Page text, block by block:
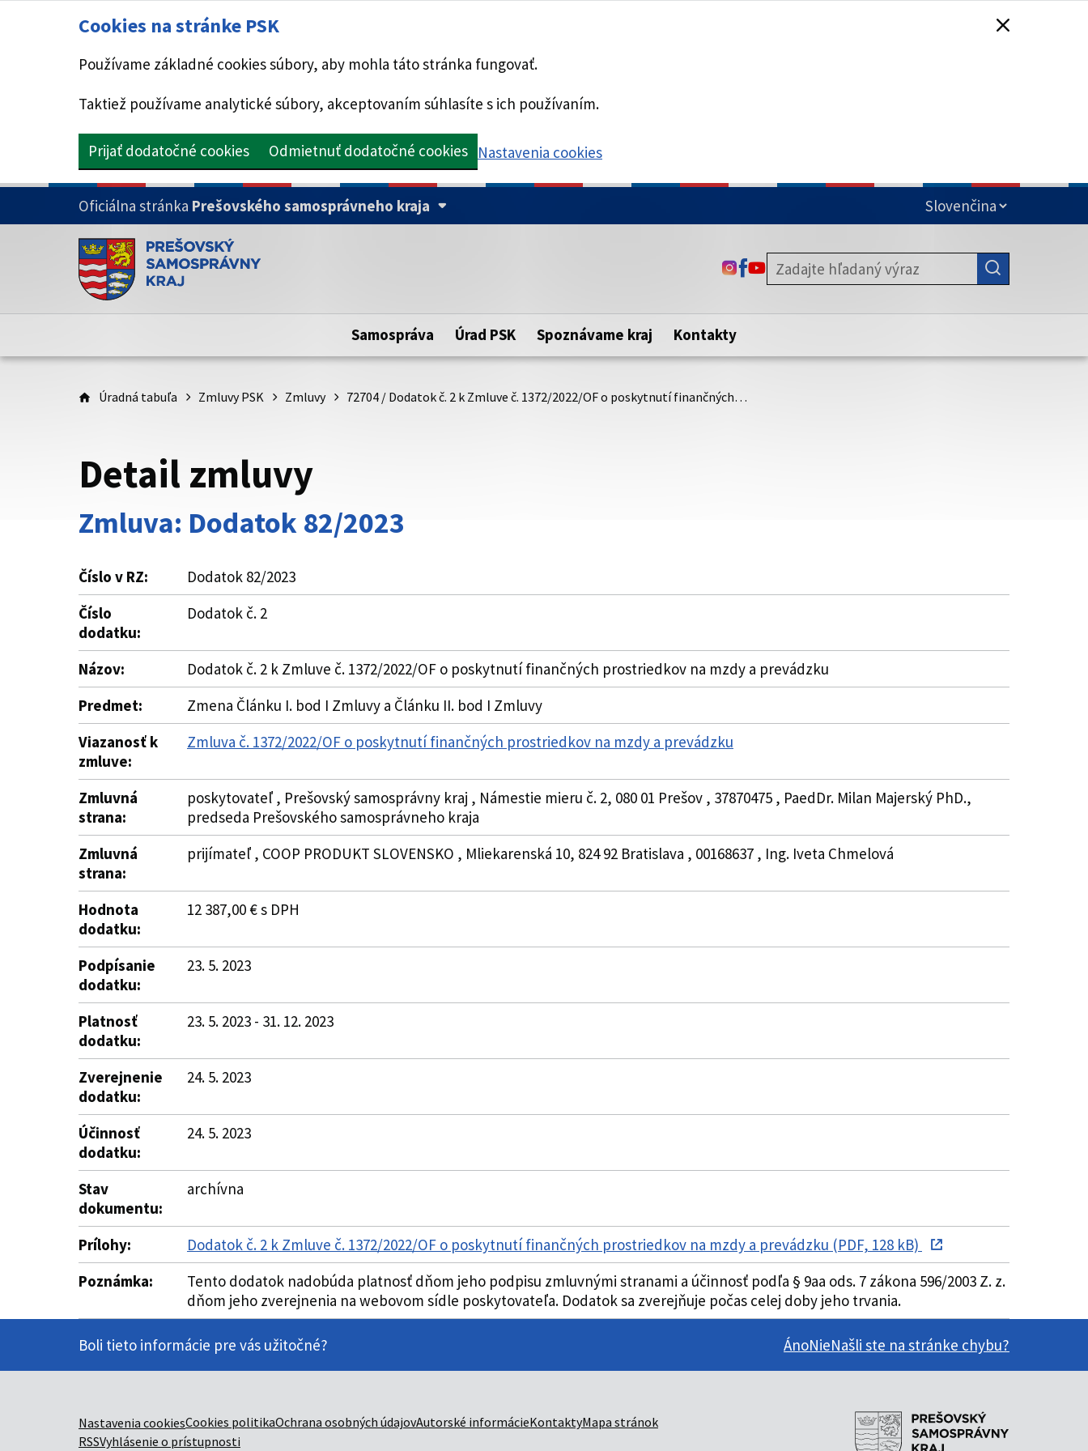
Cookies na stránke PSK
Používame základné cookies súbory, aby mohla táto stránka fungovať.
Taktiež používame analytické súbory, akceptovaním súhlasíte s ich používaním.
Prijať dodatočné cookies Odmietnuť dodatočné cookies Nastavenia cookies
PRESKOČIŤ NA HLAVNÝ OBSAH
Oficiálna stránka Prešovského samosprávneho kraja
Doména psk.sk je oficiálna
Toto je oficiálna webová stránka Prešovského samosprávneho kraja.
Táto stránka je zabezpečená
zabezpečenú webovú stránku. Zabezpečená stránka vždy začína
https:// pred názvom domény webového sídla.
ODKAZ SA OTVORÍ NA NOVEJ KARTE
ODKAZ SA OTVORÍ NA NOVEJ KARTE
ODKAZ SA OTVORÍ NA NOVEJ KARTE
Samospráva Úrad PSK Spoznávame kraj Kontakty
Úradná tabuľa Zmluvy PSK Zmluvy 72704 / Dodatok č. 2 k Zmluve č. 1372/2022/OF o poskytnutí finančných…
Detail zmluvy
Zmluva: Dodatok 82/2023
Číslo v RZ:
Dodatok 82/2023
Číslo
dodatku:
Dodatok č. 2
Názov:
Dodatok č. 2 k Zmluve č. 1372/2022/OF o poskytnutí finančných prostriedkov na mzdy a prevádzku
Predmet:
Zmena Článku I. bod I Zmluvy a Článku II. bod I Zmluvy
Viazanosť k
zmluve:
Zmluva č. 1372/2022/OF o poskytnutí finančných prostriedkov na mzdy a prevádzku
Zmluvná
strana:
poskytovateľ , Prešovský samosprávny kraj , Námestie mieru č. 2, 080 01 Prešov , 37870475 , PaedDr. Milan Majerský PhD.,
predseda Prešovského samosprávneho kraja
Zmluvná
strana:
prijímateľ , COOP PRODUKT SLOVENSKO , Mliekarenská 10, 824 92 Bratislava , 00168637 , Ing. Iveta Chmelová
Hodnota
dodatku:
12 387,00 € s DPH
Podpísanie
dodatku:
23. 5. 2023
Platnosť
dodatku:
23. 5. 2023 - 31. 12. 2023
Zverejnenie
dodatku:
24. 5. 2023
Účinnosť
dodatku:
24. 5. 2023
Stav
dokumentu:
archívna
Prílohy:
Dodatok č. 2 k Zmluve č. 1372/2022/OF o poskytnutí finančných prostriedkov na mzdy a prevádzku (PDF, 128 kB)
Poznámka:
Tento dodatok nadobúda platnosť dňom jeho podpisu zmluvnými stranami a účinnosť podľa § 9aa ods. 7 zákona 596/2003 Z. z.
dňom jeho zverejnenia na webovom sídle poskytovateľa. Dodatok sa zverejňuje počas celej doby jeho trvania.
Boli tieto informácie pre vás užitočné? ÁnoNieNašli ste na stránke chybu?
Nastavenia cookiesCookies politikaOchrana osobných údajovAutorské informácieKontaktyMapa stránok
RSSVyhlásenie o prístupnosti